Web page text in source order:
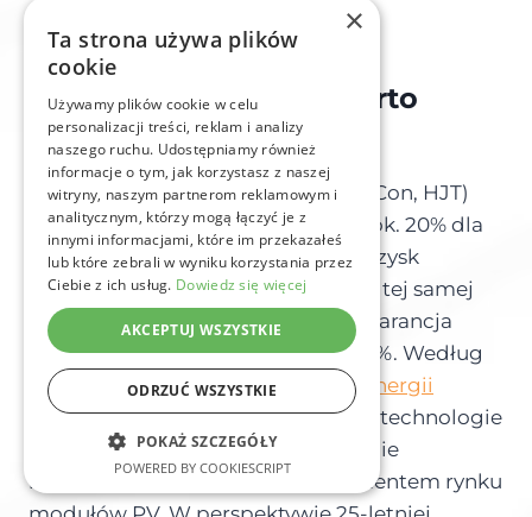
dodaje typowo 5 000–10 000 zł
Panele N-Type – czy warto
dopłacić?
Nowoczesne moduły N-Type (TOPCon, HJT)
oferują wydajność 22–24% wobec ok. 20% dla
starszych modeli P-Type. Wyższy uzysk
oznacza mniej paneli na dachu dla tej samej
mocy i wolniejszą degradację – gwarancja
mocy 90% po 25 latach zamiast 80%. Według
analiz
Międzynarodowej Agencji Energii
Odnawialnej (IRENA), nowoczesne technologie
monokrystaliczne N-Type są obecnie
najszybciej rozwijającym się segmentem rynku
×
Ta strona używa plików
cookie
Używamy plików cookie w celu
personalizacji treści, reklam i analizy
naszego ruchu. Udostępniamy również
informacje o tym, jak korzystasz z naszej
witryny, naszym partnerom reklamowym i
analitycznym, którzy mogą łączyć je z
innymi informacjami, które im przekazałeś
lub które zebrali w wyniku korzystania przez
Ciebie z ich usług. Dowiedz się więcej
AKCEPTUJ WSZYSTKIE
ODRZUĆ WSZYSTKIE
POKAŻ SZCZEGÓŁY
POWERED BY COOKIESCRIPT